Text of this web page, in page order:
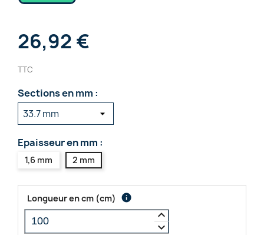
26,92 €
TTC
Sections en mm :
Epaisseur en mm :
1,6 mm 2 mm
Longueur en cm (cm) info
keyboard_arrow_up
keyboard_arrow_down